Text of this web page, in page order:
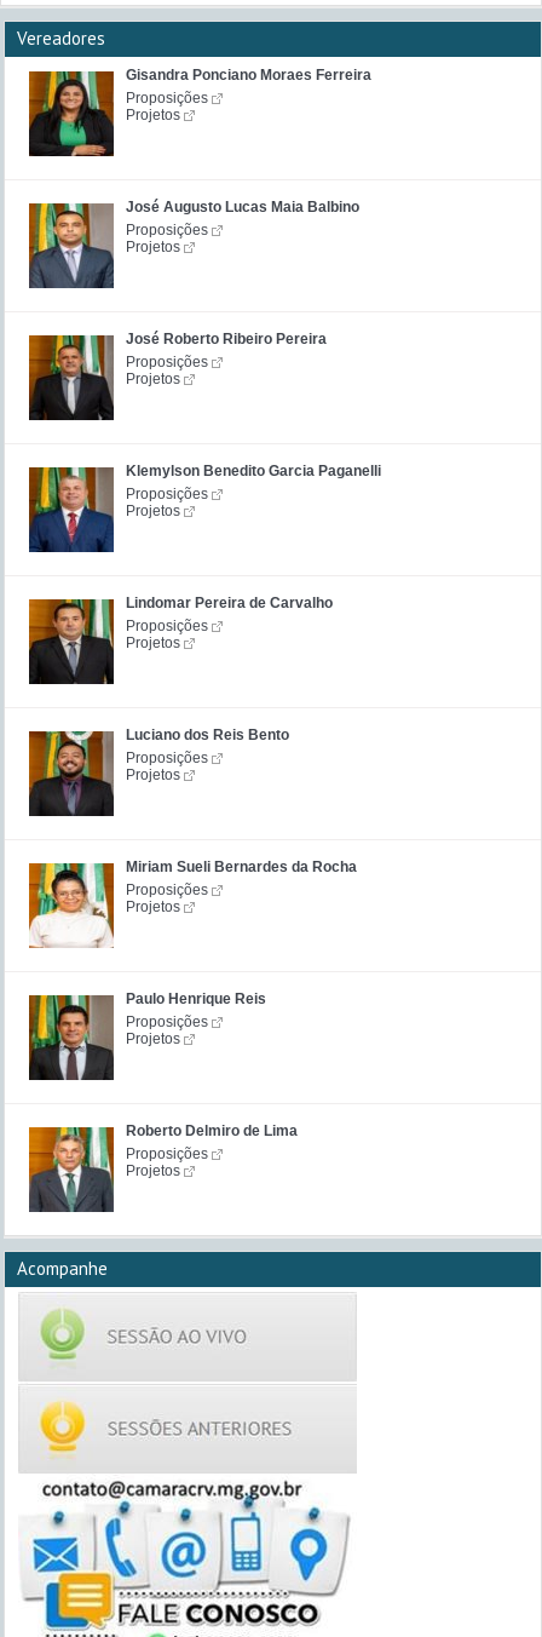
Vereadores
Gisandra Ponciano Moraes Ferreira
Proposições
Projetos
José Augusto Lucas Maia Balbino
Proposições
Projetos
José Roberto Ribeiro Pereira
Proposições
Projetos
Klemylson Benedito Garcia Paganelli
Proposições
Projetos
Lindomar Pereira de Carvalho
Proposições
Projetos
Luciano dos Reis Bento
Proposições
Projetos
Miriam Sueli Bernardes da Rocha
Proposições
Projetos
Paulo Henrique Reis
Proposições
Projetos
Roberto Delmiro de Lima
Proposições
Projetos
Acompanhe